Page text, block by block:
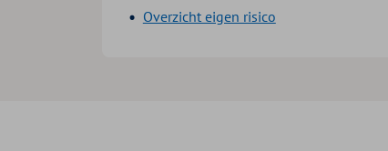
Overzicht eigen risico